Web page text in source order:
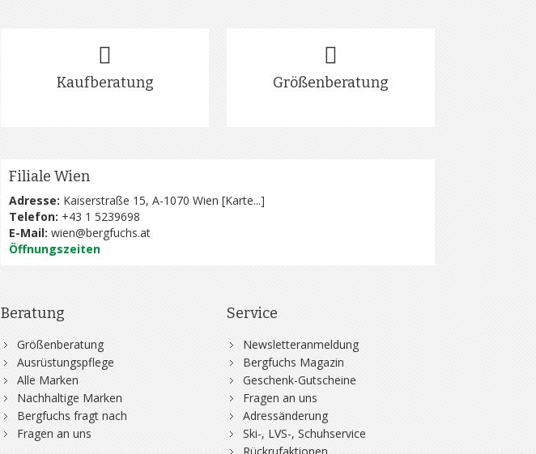
Kaufberatung Größenberatung
Filiale Wien
Adresse: Kaiserstraße 15, A-1070 Wien [Karte...]
Telefon: +43 1 5239698
E-Mail: wien@bergfuchs.at
Öffnungszeiten
Beratung
Größenberatung
Ausrüstungspflege
Alle Marken
Nachhaltige Marken
Bergfuchs fragt nach
Fragen an uns
Service
Newsletteranmeldung
Bergfuchs Magazin
Geschenk-Gutscheine
Fragen an uns
Adressänderung
Ski-, LVS-, Schuhservice